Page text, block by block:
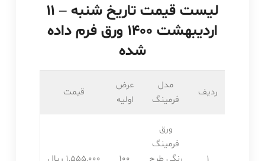
لیست قیمت تاریخ شنبه – ۱۱
اردیبهشت ۱۴۰۰ ورق فرم داده
شده
ردیف
مدل
فرمینگ
عرض
اولیه
قیمت
ورق
فرمینگ